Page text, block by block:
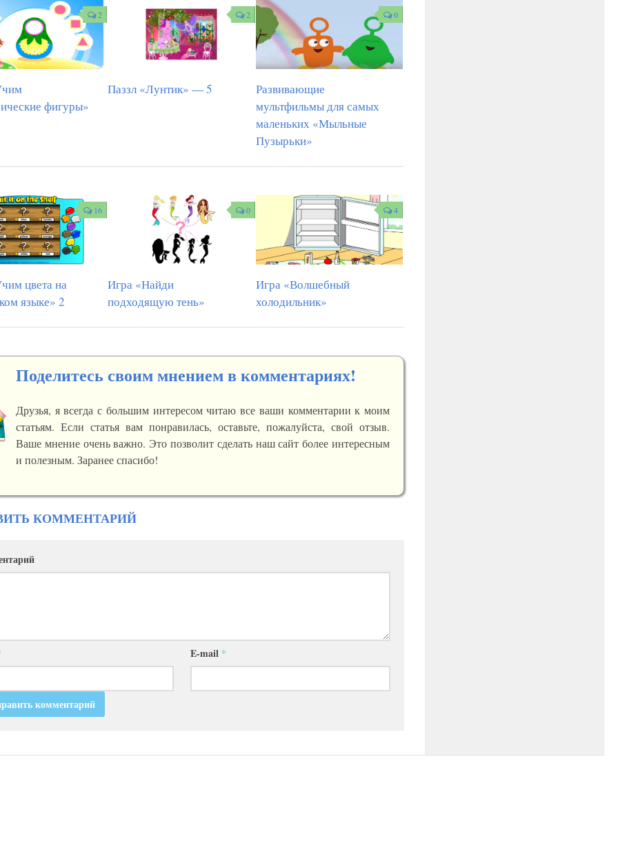
2
фигуры»
2
Паззл «Лунтик» — 5
0
Развивающие
мультфильмы для самых
маленьких «Мыльные
Пузырьки»
16
цвета на
языке» 2
0
Игра «Найди
подходящую тень»
4
Игра «Волшебный
холодильник»
Поделитесь своим мнением в комментариях!
Друзья, я всегда с большим интересом читаю все ваши комментарии к моим
статьям. Если статья вам понравилась, оставьте, пожалуйста, свой отзыв.
Ваше мнение очень важно. Это позволит сделать наш сайт более интересным
и полезным. Заранее спасибо!
КОММЕНТАРИЙ
E-mail *